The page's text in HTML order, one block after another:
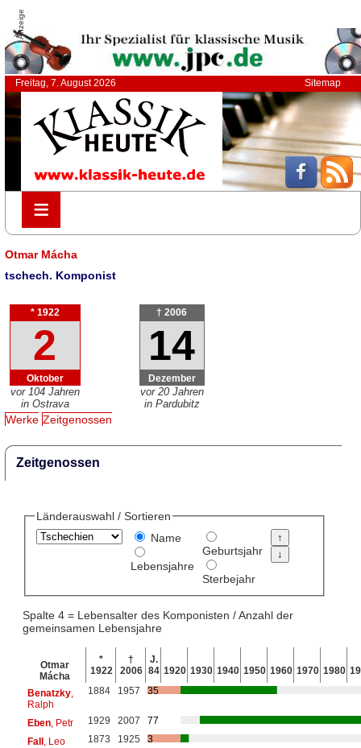
Anzeige
Freitag, 7. August 2026 Sitemap
≡
≡
Otmar Mácha
tschech. Komponist
* 1922
2
Oktober
vor 104 Jahren
in Ostrava
† 2006
14
Dezember
vor 20 Jahren
in Pardubitz
Werke Zeitgenossen
Zeitgenossen
Länderauswahl / Sortieren
Name
Lebensjahre
Geburtsjahr
Sterbejahr
Spalte 4 = Lebensalter des Komponisten / Anzahl der
gemeinsamen Lebensjahre
Otmar
Mácha
*
1922
†
2006
J.
84 1920 1930 1940 1950 1960 1970 1980
Benatzky,
Ralph
1884 1957 35
Eben, Petr 1929 2007
77
Fall, Leo 1873 1925
3